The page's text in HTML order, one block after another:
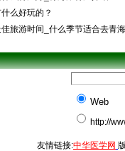
么好玩的？
旅游时间_什么季节适合去青
Web
http://
友情链接:中华医学网